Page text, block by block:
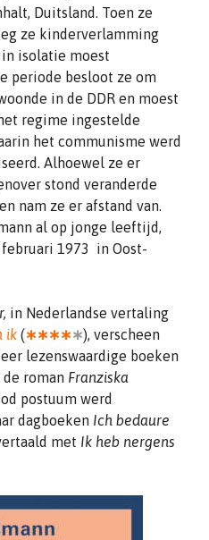
Duitsland. Toen ze
ze kinderverlamming
isolatie moest
periode besloot ze om
in de DDR en moest
regime ingestelde
het communisme werd
Alhoewel ze er
stond veranderde
nam ze er afstand van.
al op jonge leeftijd,
februari 1973 in Oost-
, in Nederlandse vertaling
ik (∗∗∗∗∗), verscheen
lezenswaardige boeken
roman Franziska
postuum werd
dagboeken Ich bedaure
met Ik heb nergens